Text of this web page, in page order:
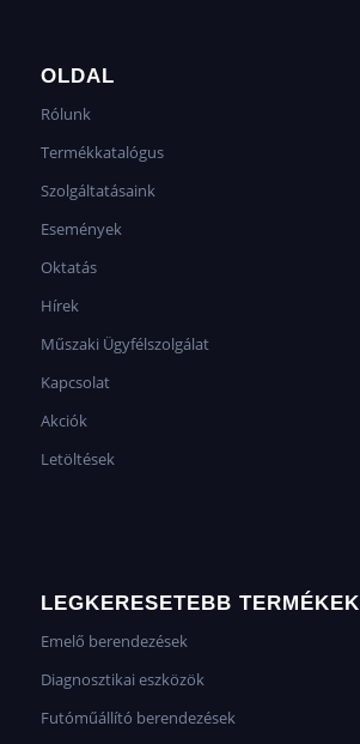
OLDAL
Rólunk
Termékkatalógus
Szolgáltatásaink
Események
Oktatás
Hírek
Műszaki Ügyfélszolgálat
Kapcsolat
Akciók
Letöltések
LEGKERESETEBB TERMÉKEK
Emelő berendezések
Diagnosztikai eszközök
Futóműállító berendezések